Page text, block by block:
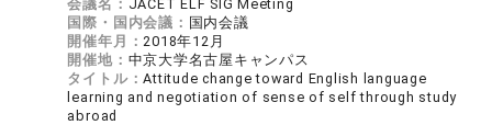
会議名： JACET ELF SIG Meeting
国際・国内会議： 国内会議
開催年月：2018年12月
開催地： 中京大学名古屋キャンパス
タイトル：Attitude change toward English language
learning and negotiation of sense of self through study
abroad